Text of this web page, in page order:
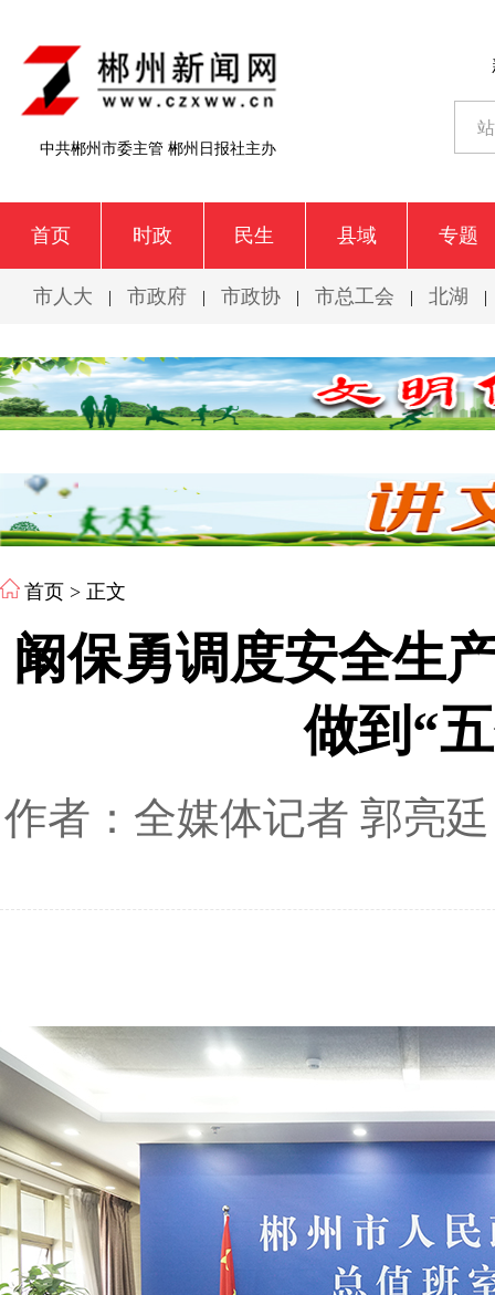
中共郴州市委主管 郴州日报社主办
首页 时政 民生 县域 专题
市人大 | 市政府 | 市政协 | 市总工会 | 北湖 |
首页 > 正文
阚保勇调度安全生
做到“
作者：全媒体记者 郭亮廷